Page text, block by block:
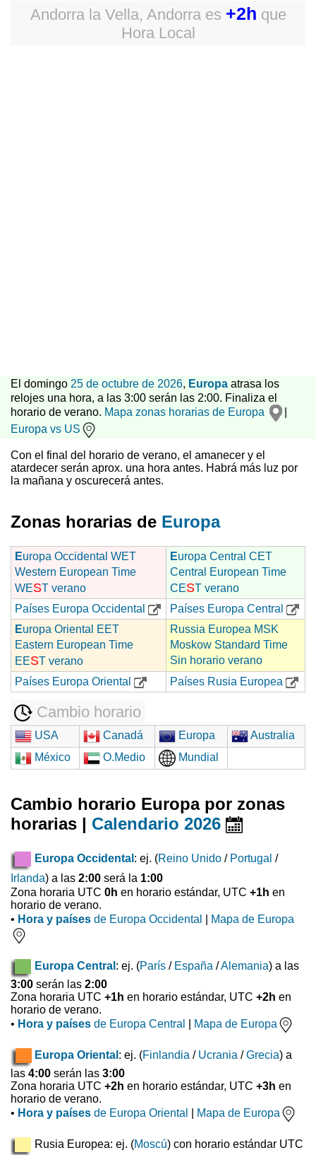
Andorra la Vella, Andorraes +2h que
Hora Local
El domingo 25 de octubre de 2026, Europa atrasa los
relojes una hora, a las 3:00 serán las 2:00. Finaliza el
horario de verano. Mapa zonas horarias de Europa
Europa vs US
Con el final del horario de verano, el amanecer y el
atardecer serán aprox. una hora antes. Habrá más luz por
la mañana y oscurecerá antes.
Zonas horarias de Europa
Europa Occidental WET
Western European Time
WEST verano
Europa Central CET
Central European Time
CEST verano
Países Europa Occidental
Países Europa Central
Europa Oriental EET
Eastern European Time
EEST verano
Russia Europea MSK
Moskow Standard Time
Sin horario verano
Países Europa Oriental
Países Rusia Europea
Cambio horario
USA Canadá Europa
Australia
México
O.Medio Mundial
Cambio horario Europa por zonas
horarias | Calendario 2026
Europa Occidental : ej. (Reino Unido / Portugal /
Irlanda) a las 2:00 será la 1:00
Zona horaria UTC 0h en horario estándar, UTC +1h en
horario de verano.
• Hora y países de Europa Occidental Mapa de Europa
Europa Central : ej. (París / España /Alemania) a las
3:00 serán las 2:00
Zona horaria UTC +1h en horario estándar, UTC +2h en
horario de verano.
• Hora y países de Europa Central Mapa de Europa
Europa Oriental : ej. (Finlandia / Ucrania /Grecia) a
las 4:00 serán las 3:00
Zona horaria UTC +2h en horario estándar, UTC +3h en
horario de verano.
• Hora y países de Europa Oriental Mapa de Europa
Rusia Europea: ej. (Moscú) con horario estándar UTC